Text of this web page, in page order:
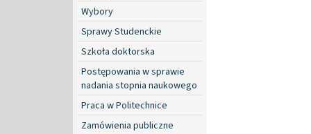
Wybory
Sprawy Studenckie
Szkoła doktorska
Postępowania w sprawie
nadania stopnia naukowego
Praca w Politechnice
Zamówienia publiczne